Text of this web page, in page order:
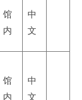
馆
内
中
文
馆
内
中
文